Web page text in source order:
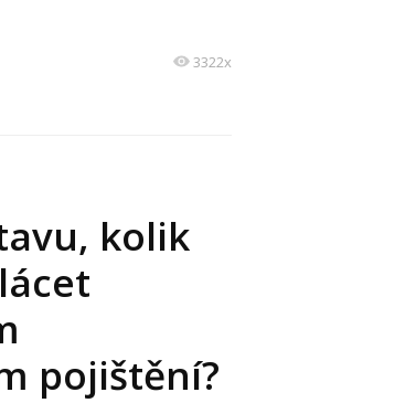
3322x
kolik
pojištění?